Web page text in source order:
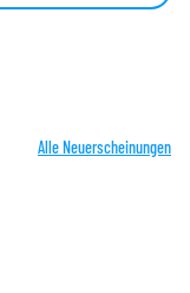
Alle Neuerscheinungen